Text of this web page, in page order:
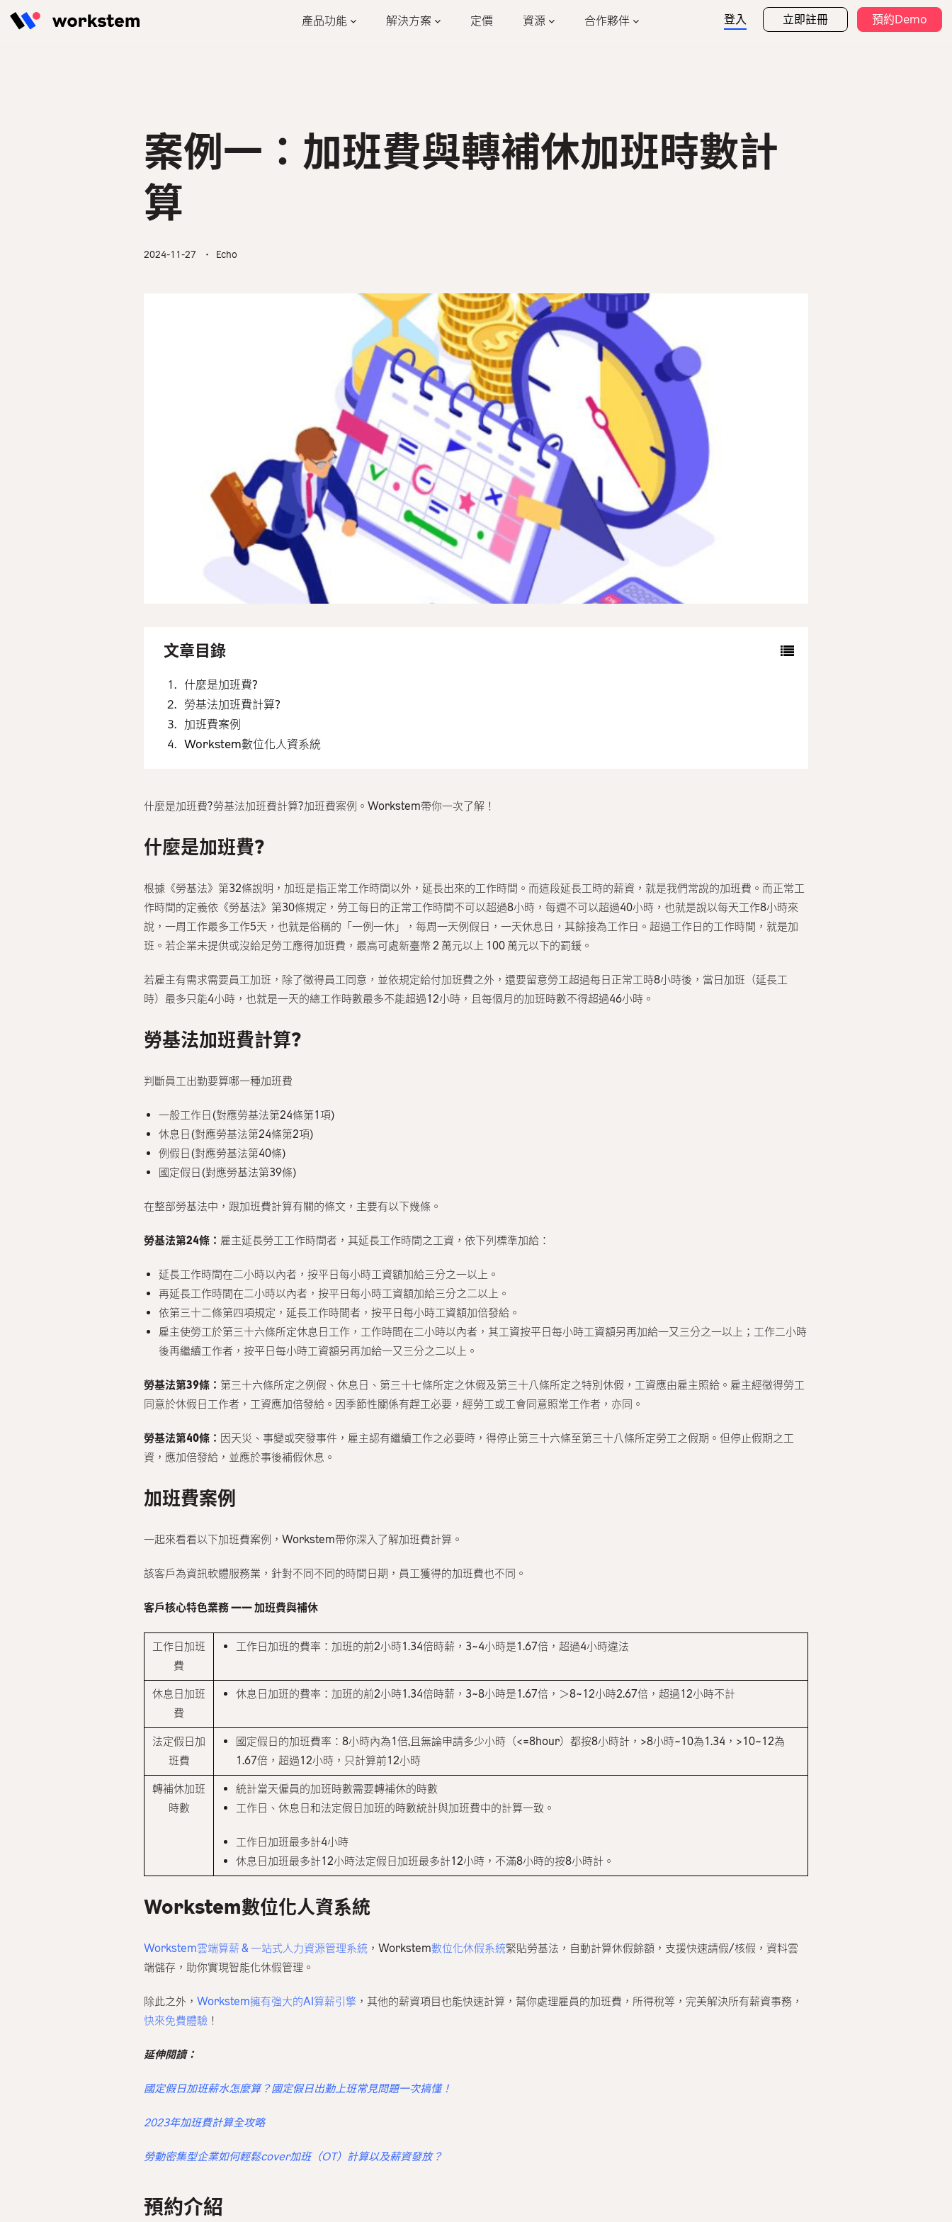
產品功能 解決方案 定價 資源 合作夥伴 登入 立即註冊 預約Demo
人資數據分析 系統整合
餐飲業 零售業 建築業
人資詞彙
加入我們
安全
案例一：加班費與轉補休加班時數計
算
2024-11-27 ・ Echo
文章目錄
什麼是加班費?
勞基法加班費計算?
加班費案例
Workstem數位化人資系統
什麼是加班費?勞基法加班費計算?加班費案例。Workstem帶你一次了解！
什麼是加班費?
根據《勞基法》第32條說明，加班是指正常工作時間以外，延長出來的工作時間。而這段延長工時的薪資，就是我們常說的加班費。而正常工
作時間的定義依《勞基法》第30條規定，勞工每日的正常工作時間不可以超過8小時，每週不可以超過40小時，也就是說以每天工作8小時來
說，一周工作最多工作5天，也就是俗稱的「一例一休」，每周一天例假日，一天休息日，其餘接為工作日。超過工作日的工作時間，就是加
班。若企業未提供或沒給足勞工應得加班費，最高可處新臺幣 2 萬元以上 100 萬元以下的罰鍰。
若雇主有需求需要員工加班，除了徵得員工同意，並依規定給付加班費之外，還要留意勞工超過每日正常工時8小時後，當日加班（延長工
時）最多只能4小時，也就是一天的總工作時數最多不能超過12小時，且每個月的加班時數不得超過46小時。
勞基法加班費計算?
判斷員工出勤要算哪一種加班費
一般工作日(對應勞基法第24條第1項)
休息日(對應勞基法第24條第2項)
例假日(對應勞基法第40條)
國定假日(對應勞基法第39條)
在整部勞基法中，跟加班費計算有關的條文，主要有以下幾條。
勞基法第24條： 雇主延長勞工工作時間者，其延長工作時間之工資，依下列標準加給：
延長工作時間在二小時以內者，按平日每小時工資額加給三分之一以上。
再延長工作時間在二小時以內者，按平日每小時工資額加給三分之二以上。
依第三十二條第四項規定，延長工作時間者，按平日每小時工資額加倍發給。
雇主使勞工於第三十六條所定休息日工作，工作時間在二小時以內者，其工資按平日每小時工資額另再加給一又三分之一以上；工作二小時
後再繼續工作者，按平日每小時工資額另再加給一又三分之二以上。
勞基法第39條： 第三十六條所定之例假、休息日、第三十七條所定之休假及第三十八條所定之特別休假，工資應由雇主照給。雇主經徵得勞工
同意於休假日工作者，工資應加倍發給。因季節性關係有趕工必要，經勞工或工會同意照常工作者，亦同。
勞基法第40條： 因天災、事變或突發事件，雇主認有繼續工作之必要時，得停止第三十六條至第三十八條所定勞工之假期。但停止假期之工
資，應加倍發給，並應於事後補假休息。
加班費案例
一起來看看以下加班費案例，Workstem帶你深入了解加班費計算。
該客戶為資訊軟體服務業，針對不同不同的時間日期，員工獲得的加班費也不同。
客戶核心特色業務 —— 加班費與補休
工作日加班
費
工作日加班的費率：加班的前2小時1.34倍時薪，3~4小時是1.67倍，超過4小時違法
休息日加班
費
休息日加班的費率：加班的前2小時1.34倍時薪，3~8小時是1.67倍，＞8~12小時2.67倍，超過12小時不計
法定假日加
班費
國定假日的加班費率：8小時內為1倍,且無論申請多少小時（<=8hour）都按8小時計，>8小時~10為1.34，>10~12為
1.67倍，超過12小時，只計算前12小時
轉補休加班
時數
統計當天僱員的加班時數需要轉補休的時數
工作日、休息日和法定假日加班的時數統計與加班費中的計算一致。
工作日加班最多計4小時
休息日加班最多計12小時法定假日加班最多計12小時，不滿8小時的按8小時計。
Workstem數位化人資系統
Workstem雲端算薪 & 一站式人力資源管理系統 ，Workstem數位化休假系統緊貼勞基法，自動計算休假餘額，支援快速請假/核假，資料雲
端儲存，助你實現智能化休假管理。
除此之外， Workstem擁有強大的AI算薪引擎 ，其他的薪資項目也能快速計算，幫你處理雇員的加班費，所得稅等，完美解決所有薪資事務，
快來免費體驗 ！
延伸閱讀：
國定假日加班薪水怎麼算？國定假日出勤上班常見問題一次搞懂！
2023年加班費計算全攻略
勞動密集型企業如何輕鬆cover加班（OT）計算以及薪資發放？
預約介紹